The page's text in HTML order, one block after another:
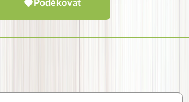
Poděkovat